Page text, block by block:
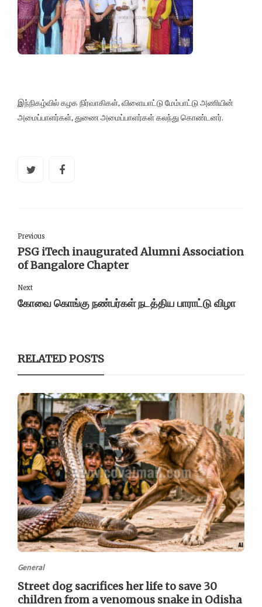
இந்நிகழ்வில் கழக நிர்வாகிகள், விளையாட்டு மேம்பாட்டு அணியின்
அமைப்பாளர்கள், துணை அமைப்பாளர்கள் கலந்து கொண்டனர்.
Previous
PSG iTech inaugurated Alumni Association
of Bangalore Chapter
Next
கோவை கொங்கு நண்பர்கள் நடத்திய பாராட்டு விழா
RELATED POSTS
General
Street dog sacrifices her life to save 30
children from a venomous snake in Odisha